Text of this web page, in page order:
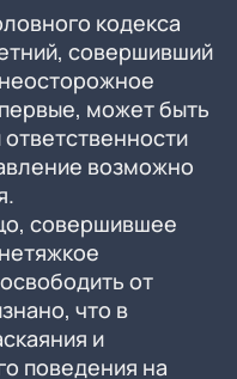
кодекса
совершивший
может быть
возможно
совершившее
от
что в
и
поведения на